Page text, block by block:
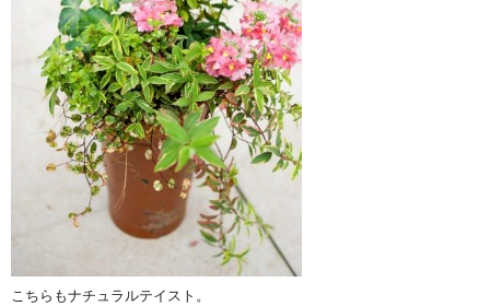
こちらもナチュラルテイスト。